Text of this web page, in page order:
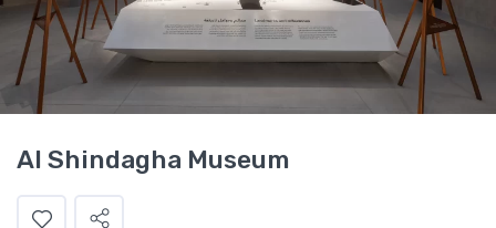
Al Shindagha Museum